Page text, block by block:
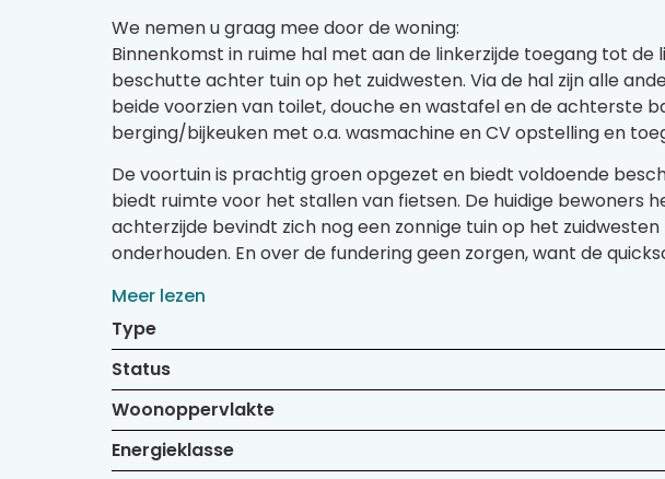
We nemen u graag mee door de woning:
Binnenkomst in ruime hal met aan de linkerzijde toegang tot
beschutte achter tuin op het zuidwesten. Via de hal zijn alle
beide voorzien van toilet, douche en wastafel en de achterste
berging/bijkeuken met o.a. wasmachine en CV opstelling en
De voortuin is prachtig groen opgezet en biedt voldoende
biedt ruimte voor het stallen van fietsen. De huidige bewoners
achterzijde bevindt zich nog een zonnige tuin op het
onderhouden. En over de fundering geen zorgen, want de
Meer lezen
Type
Status
Woonoppervlakte
Energieklasse